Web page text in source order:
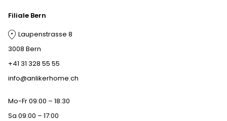
Filiale Bern
Laupenstrasse 8
3008 Bern
+41 31 328 55 55
info@anlikerhome.ch
Mo-Fr 09:00 – 18:30
Sa 09:00 – 17:00